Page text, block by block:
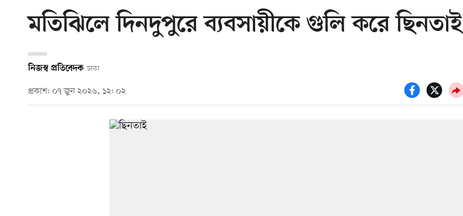
মতিঝিলে দিনদুপুরে ব্যবসায়ীকে গুলি করে ছিনতাই
নিজস্ব প্রতিবেদক ঢাকা
প্রকাশ: ০৭ জুন ২০২৬, ১২: ০২